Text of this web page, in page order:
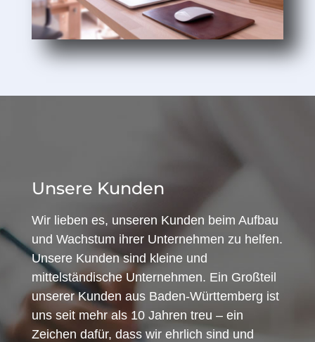
Unsere Kunden
Wir lieben es, unseren Kunden beim Aufbau
und Wachstum ihrer Unternehmen zu helfen.
Unsere Kunden sind kleine und
mittelständische Unternehmen. Ein Großteil
unserer Kunden aus Baden-Württemberg ist
uns seit mehr als 10 Jahren treu – ein
Zeichen dafür, dass wir ehrlich sind und